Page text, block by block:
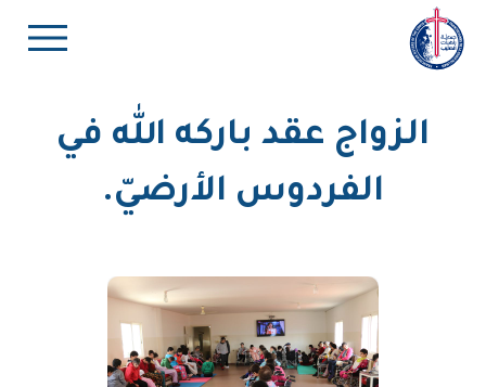
الزواج عقد باركه الله في
الفردوس الأرضيّ.